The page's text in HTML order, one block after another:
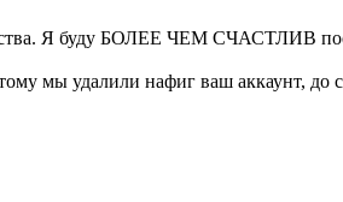
Я буду БОЛЕЕ ЧЕМ СЧАСТЛИВ
мы удалили нафиг ваш аккаунт, до